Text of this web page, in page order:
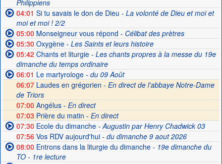
Philippiens
04:01 Si tu savais le don de Dieu - La volonté de Dieu et moi et
moi et moi ! 2/2
05:00 Monseigneur vous répond - Célibat des prètres
05:30 Oxygène- Les Saints et leurs histoire
05:42 Chants et liturgie- Les chants propres à la messe du 19e
dimanche du temps ordinaire
06:01 Le martyrologe- du 09 Août
06:07Laudes en grégorien - En direct de l'abbaye Notre-Dame
de Triors
07:00 Angélus - En direct
07:03 Prière du matin - En direct
07:30 Ecole du dimanche- Augustin par Henry Chadwick 03
07:56Vos RDV aujourd'hui- du dimanche 9 aout 2026
08:00 Entrons dans la liturgie du dimanche- 19e dimanche du
TO - 1re lecture